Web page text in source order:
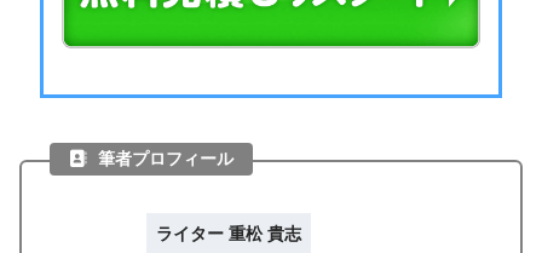
筆者プロフィール
ライター 重松 貴志